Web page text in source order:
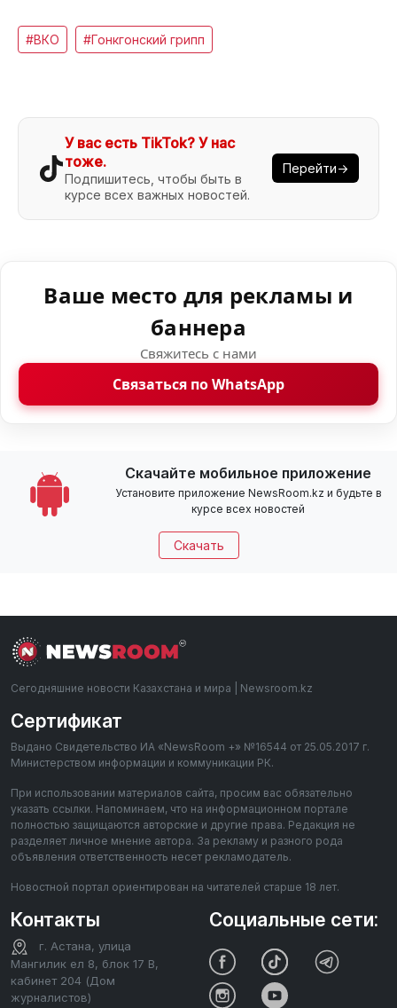
#ВКО #Гонкгонский грипп
У вас есть TikTok? У нас
тоже.
Подпишитесь, чтобы быть в
курсе всех важных новостей.
Перейти→
Ваше место для рекламы и
баннера
Свяжитесь с нами
Связаться по WhatsApp
Скачайте мобильное приложение
Установите приложение NewsRoom.kz и будьте в
курсе всех новостей
Скачать
Сегодняшние новости Казахстана и мира | Newsroom.kz
Сертификат
Выдано Свидетельство ИА «NewsRoom +» №16544 от 25.05.2017 г.
Министерством информации и коммуникации РК.
При использовании материалов сайта, просим вас обязательно
указать ссылки. Напоминаем, что на информационном портале
полностью защищаются авторские и другие права. Редакция не
разделяет личное мнение автора. За рекламу и разного рода
объявления ответственность несет рекламодатель.
Новостной портал ориентирован на читателей старше 18 лет.
Контакты
г. Астана, улица
Мангилик ел 8, блок 17 В,
кабинет 204 (Дом
журналистов)
Социальные сети: